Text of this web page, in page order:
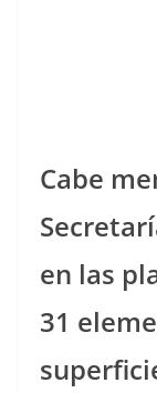
Cabe
en las
31